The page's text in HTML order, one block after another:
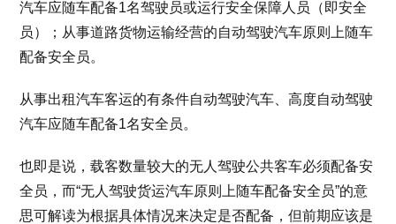
汽车应随车配备1名驾驶员或运行安全保障人员（即安全
员）；从事道路货物运输经营的自动驾驶汽车原则上随车
配备安全员。
从事出租汽车客运的有条件自动驾驶汽车、高度自动驾驶
汽车应随车配备1名安全员。
也即是说，载客数量较大的无人驾驶公共客车必须配备安
全员，而“无人驾驶货运汽车原则上随车配备安全员”的意
思可解读为根据具体情况来决定是否配备，但前期应该是